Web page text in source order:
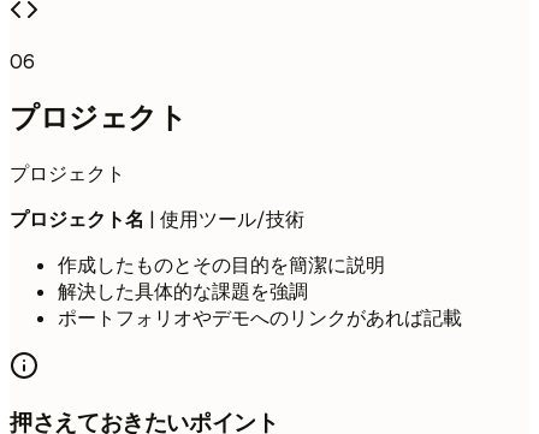
06
プロジェクト
プロジェクト
プロジェクト名 | 使用ツール/技術
作成したものとその目的を簡潔に説明
解決した具体的な課題を強調
ポートフォリオやデモへのリンクがあれば記載
押さえておきたいポイント